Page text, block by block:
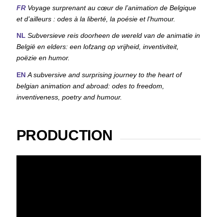
FRVoyage surprenant au cœur de l’animation de Belgique
et d’ailleurs : odes à la liberté, la poésie et l’humour.
NL Subversieve reis doorheen de wereld van de animatie in
België en elders: een lofzang op vrijheid, inventiviteit,
poëzie en humor.
EN A subversive and surprising journey to the heart of
belgian animation and abroad: odes to freedom,
inventiveness, poetry and humour.
PRODUCTION